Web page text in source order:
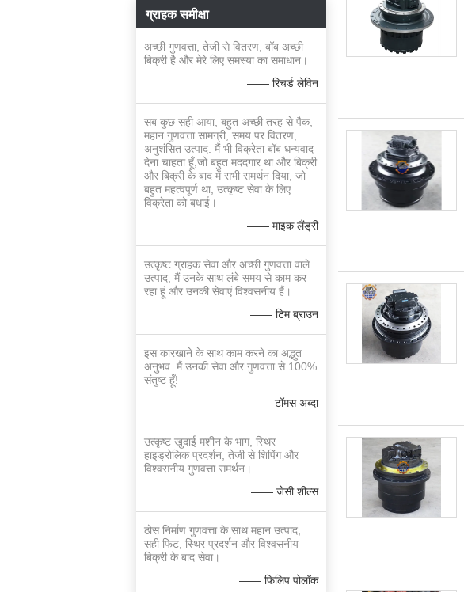
ग्राहक समीक्षा
अच्छी गुणवत्ता, तेजी से वितरण, बॉब अच्छी
बिक्री है और मेरे लिए समस्या का समाधान।
—— रिचर्ड लेविन
सब कुछ सही आया, बहुत अच्छी तरह से पैक,
महान गुणवत्ता सामग्री, समय पर वितरण,
अनुशंसित उत्पाद. मैं भी विक्रेता बॉब धन्यवाद
देना चाहता हूँ,जो बहुत मददगार था और बिक्री
और बिक्री के बाद में सभी समर्थन दिया, जो
बहुत महत्वपूर्ण था, उत्कृष्ट सेवा के लिए
विक्रेता को बधाई।
—— माइक लैंड्री
उत्कृष्ट ग्राहक सेवा और अच्छी गुणवत्ता वाले
उत्पाद, मैं उनके साथ लंबे समय से काम कर
रहा हूं और उनकी सेवाएं विश्वसनीय हैं।
—— टिम ब्राउन
इस कारखाने के साथ काम करने का अद्भुत
अनुभव. मैं उनकी सेवा और गुणवत्ता से 100%
संतुष्ट हूँ!
—— टॉमस अब्दा
उत्कृष्ट खुदाई मशीन के भाग, स्थिर
हाइड्रोलिक प्रदर्शन, तेजी से शिपिंग और
विश्वसनीय गुणवत्ता समर्थन।
—— जेसी शील्स
ठोस निर्माण गुणवत्ता के साथ महान उत्पाद,
सही फिट, स्थिर प्रदर्शन और विश्वसनीय
बिक्री के बाद सेवा।
—— फिलिप पोलॉक